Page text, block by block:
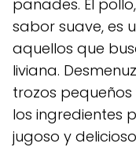
panades. El
sabor suave, es
aquellos que
liviana.
trozos
los ingredientes
jugoso y